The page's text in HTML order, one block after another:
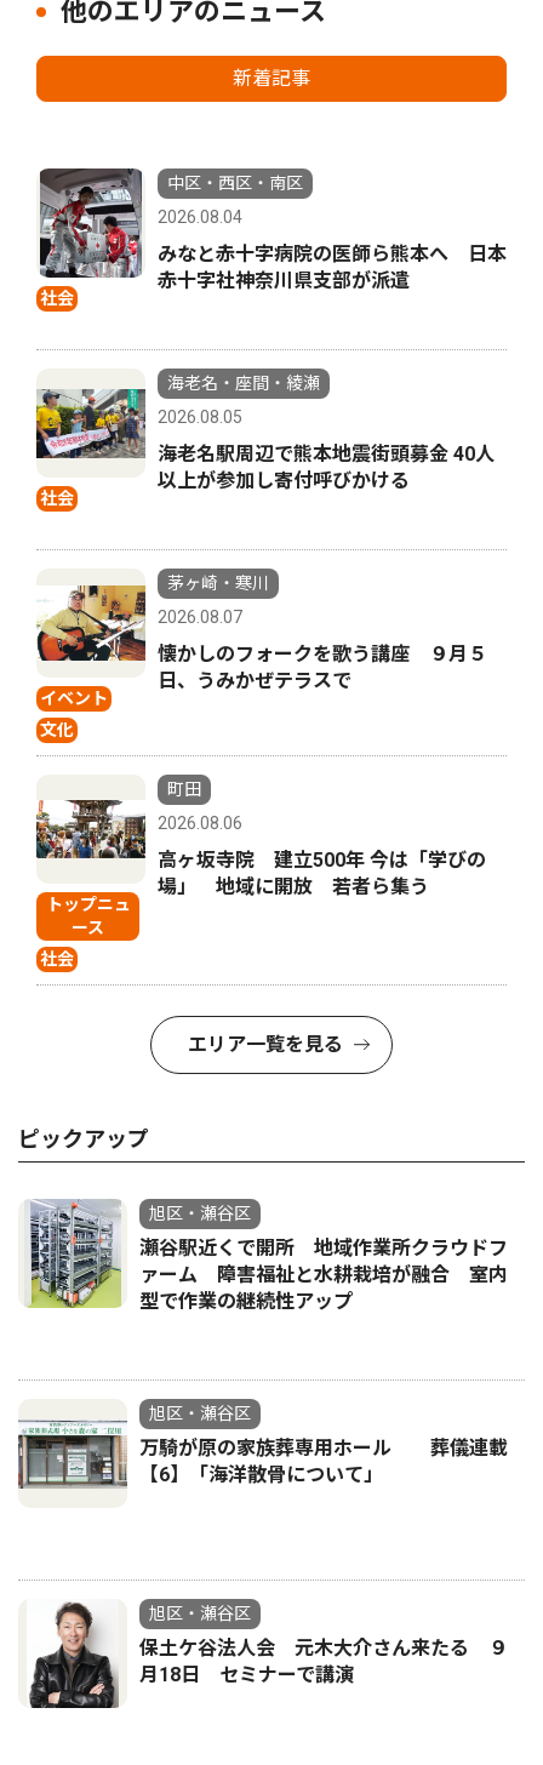
他のエリアのニュース
新着記事
社会
中区・西区・南区
2026.08.04
みなと赤十字病院の医師ら熊本へ 日本
赤十字社神奈川県支部が派遣
社会
海老名・座間・綾瀬
2026.08.05
海老名駅周辺で熊本地震街頭募金 40人
以上が参加し寄付呼びかける
イベント
文化
茅ヶ崎・寒川
2026.08.07
懐かしのフォークを歌う講座 ９月５
日、うみかぜテラスで
トップニュ
ース
社会
町田
2026.08.06
高ヶ坂寺院 建立500年 今は「学びの
場」 地域に開放 若者ら集う
エリア一覧を見る
ピックアップ
旭区・瀬谷区
瀬谷駅近くで開所 地域作業所クラウドフ
ァーム 障害福祉と水耕栽培が融合 室内
型で作業の継続性アップ
旭区・瀬谷区
万騎が原の家族葬専用ホール 葬儀連載
【6】「海洋散骨について」
旭区・瀬谷区
保土ケ谷法人会 元木大介さん来たる ９
月18日 セミナーで講演